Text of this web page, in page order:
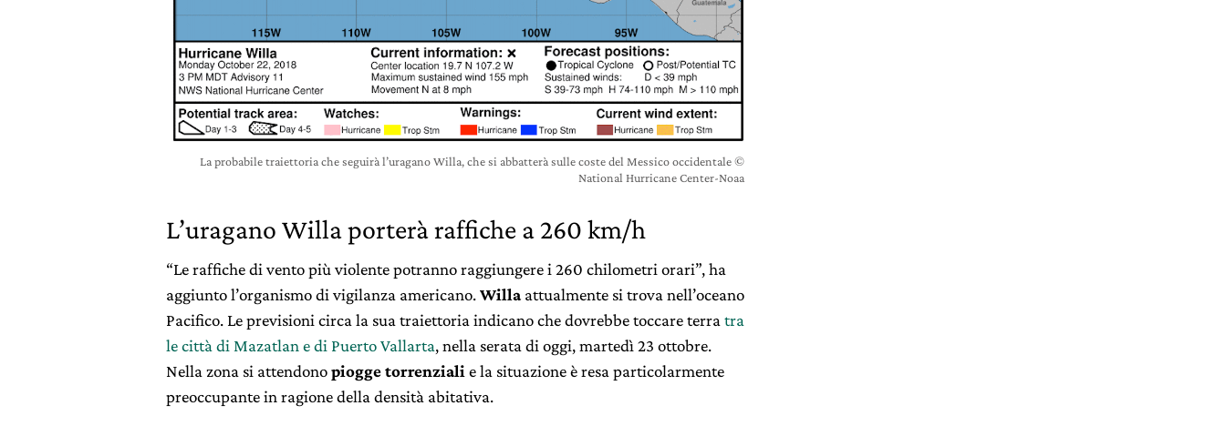
La probabile traiettoria che seguirà l’uragano Willa, che si abbatterà sulle coste del Messico occidentale ©
National Hurricane Center-Noaa
L’uragano Willa porterà raffiche a 260 km/h
“Le raffiche di vento più violente potranno raggiungere i 260 chilometri orari”, ha
aggiunto l’organismo di vigilanza americano.Willa attualmente si trova nell’oceano
Pacifico. Le previsioni circa la sua traiettoria indicano che dovrebbe toccare terra tra
le città di Mazatlan e di Puerto Vallarta, nella serata di oggi, martedì 23 ottobre.
Nella zona si attendonopiogge torrenziali e la situazione è resa particolarmente
preoccupante in ragione della densità abitativa.